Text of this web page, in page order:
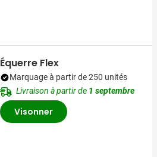
Équerre Flex
Marquage à partir de 250 unités
Livraison à partir de 1 septembre
Visonner